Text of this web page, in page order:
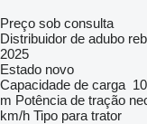
Preço sob consulta
Distribuidor de adubo
2025
Estado novo
Capacidade de carga
m Potência de tração
km/h Tipo para trator